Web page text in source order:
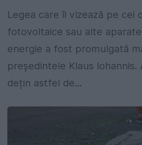
Legea care îi vizează pe cei
fotovoltaice sau alte
energie a fost promulgată
președintele Klaus
dețin astfel de...